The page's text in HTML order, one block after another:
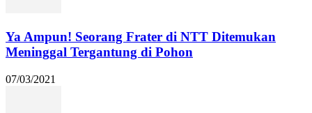
Ya Ampun! Seorang Frater di NTT Ditemukan
Meninggal Tergantung di Pohon
07/03/2021